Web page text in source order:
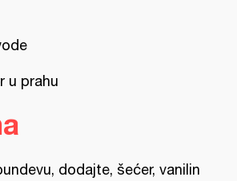
u prahu
dodajte, šećer, vanilin